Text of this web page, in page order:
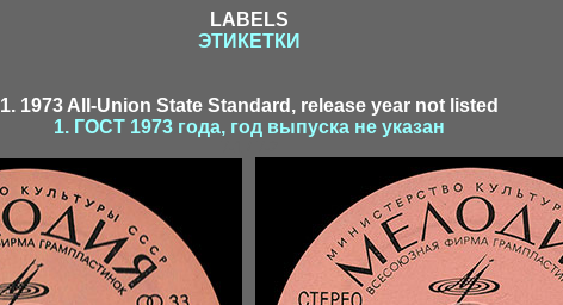
LABELS
ЭТИКЕТКИ
1. 1973 All-Union State Standard, release year not listed
1. ГОСТ 1973 года, год выпуска не указан